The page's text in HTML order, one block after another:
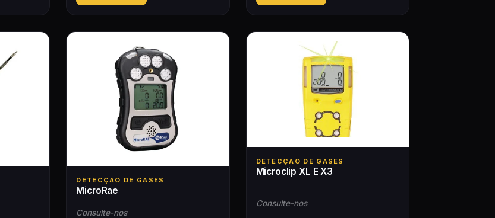
DETECÇÃO DE GASES
MicroRae
Consulte-nos
DETECÇÃO DE GASES
Microclip XL E X3
Consulte-nos